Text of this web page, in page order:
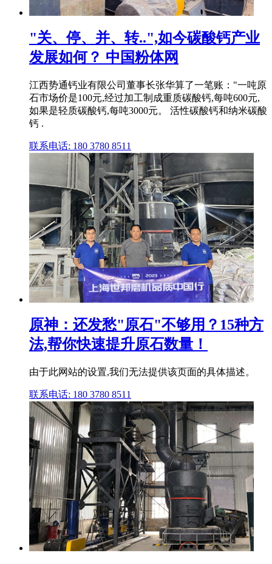
"关、停、并、转..",如今碳酸钙产业
发展如何？ 中国粉体网
江西势通钙业有限公司董事长张华算了一笔账："一吨原
石市场价是100元,经过加工制成重质碳酸钙,每吨600元,
如果是轻质碳酸钙,每吨3000元。 活性碳酸钙和纳米碳酸
钙 .
联系电话: 180 3780 8511
原神：还发愁"原石"不够用？15种方
法,帮你快速提升原石数量！
由于此网站的设置,我们无法提供该页面的具体描述。
联系电话: 180 3780 8511